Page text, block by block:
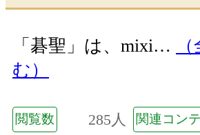
「碁聖」は、mixi…
む）
閲覧数 285人 関連コン